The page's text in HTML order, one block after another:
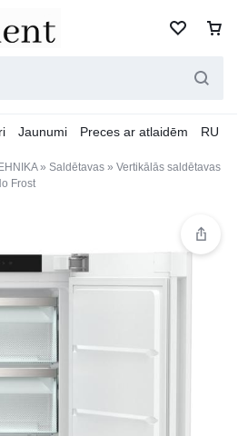
Jaunumi Preces ar atlaidēm RU
» Saldētavas » Vertikālās saldētavas
Frost